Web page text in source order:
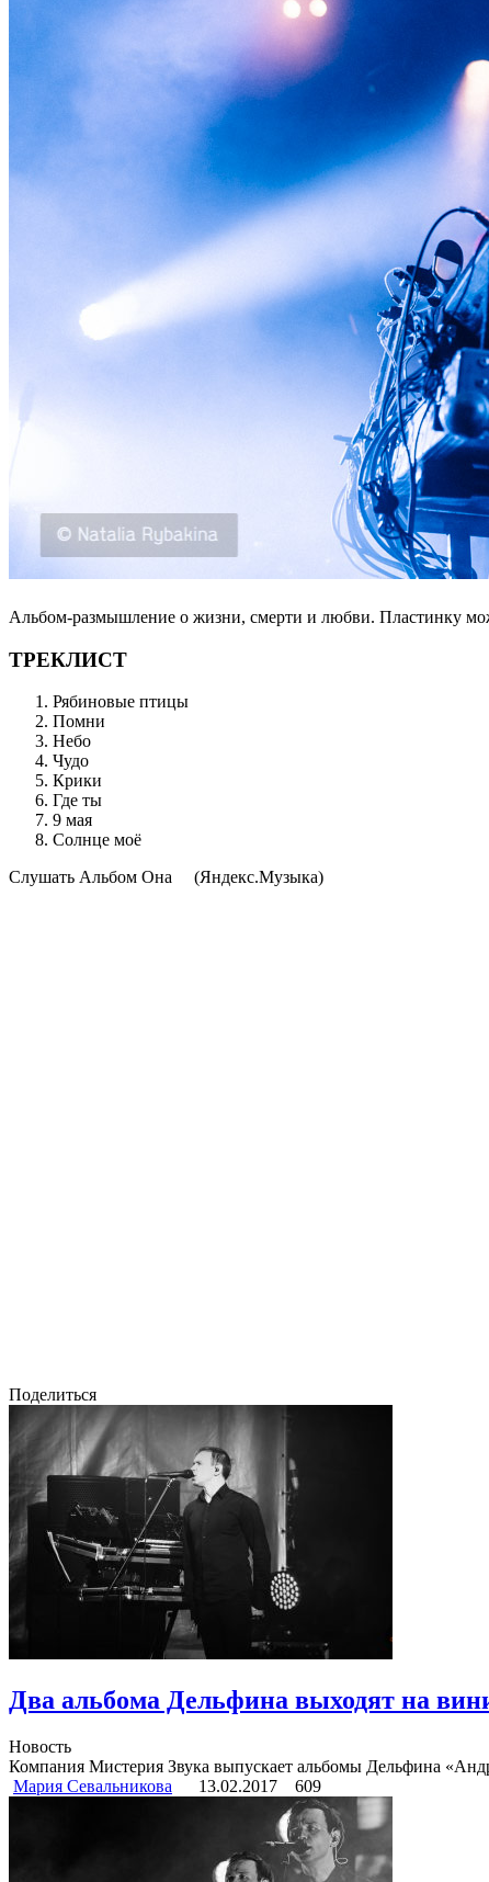
Альбом-размышление о жизни, смерти и любви. Пластинку
ТРЕКЛИСТ
Рябиновые птицы
Помни
Небо
Чудо
Крики
Где ты
9 мая
Солнце моё
Cлушать Альбом Она
(Яндекс.Музыка)
Поделиться
Два альбома Дельфина выходят на
Новость
Компания Мистерия Звука выпускает альбомы Дельфина
Мария Севальникова
13.02.2017 609